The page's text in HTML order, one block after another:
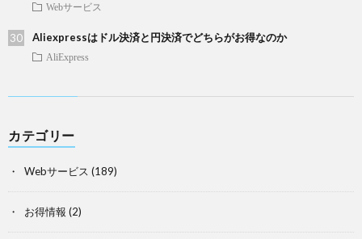
Webサービス
Aliexpressはドル決済と円決済でどちらがお得なのか
AliExpress
カテゴリー
Webサービス (189)
お得情報 (2)